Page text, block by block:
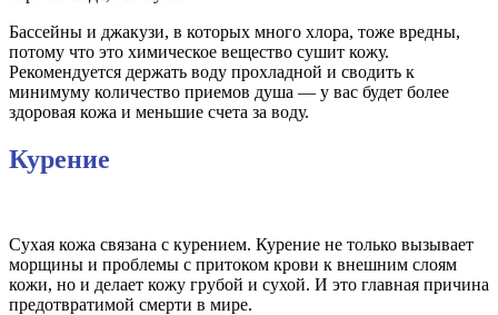
Бассейны и джакузи, в которых много хлора, тоже вредны,
потому что это химическое вещество сушит кожу.
Рекомендуется держать воду прохладной и сводить к
минимуму количество приемов душа — у вас будет более
здоровая кожа и меньшие счета за воду.
Курение
Сухая кожа связана с курением. Курение не только вызывает
морщины и проблемы с притоком крови к внешним слоям
кожи, но и делает кожу грубой и сухой. И это главная причина
предотвратимой смерти в мире.